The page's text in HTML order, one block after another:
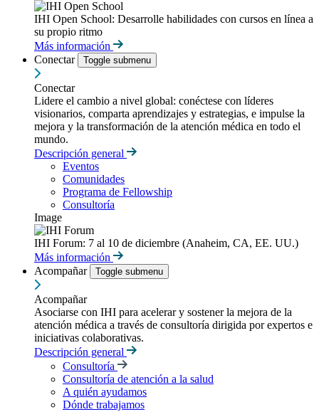
IHI Open School: Desarrolle habilidades con cursos en línea a
su propio ritmo
Más información
Conectar
Toggle submenu
Conectar
Lidere el cambio a nivel global: conéctese con líderes
visionarios, comparta aprendizajes y estrategias, e impulse la
mejora y la transformación de la atención médica en todo el
mundo.
Descripción general
Eventos
Comunidades
Programa de Fellowship
Consultoría
Image
IHI Forum: 7 al 10 de diciembre (Anaheim, CA, EE. UU.)
Más información
Acompañar
Toggle submenu
Acompañar
Asociarse con IHI para acelerar y sostener la mejora de la
atención médica a través de consultoría dirigida por expertos e
iniciativas colaborativas.
Descripción general
Consultoría
Consultoría de atención a la salud
A quién ayudamos
Dónde trabajamos